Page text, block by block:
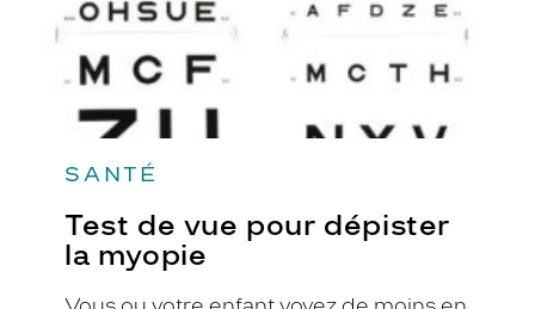
SANTÉ
Test de vue pour dépister
la myopie